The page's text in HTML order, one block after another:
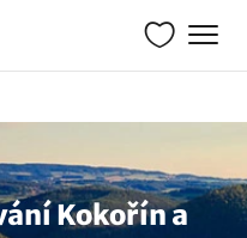
Kokořín a